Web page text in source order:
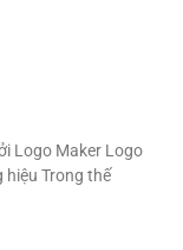
Logo Maker Logo
hiệu Trong thế